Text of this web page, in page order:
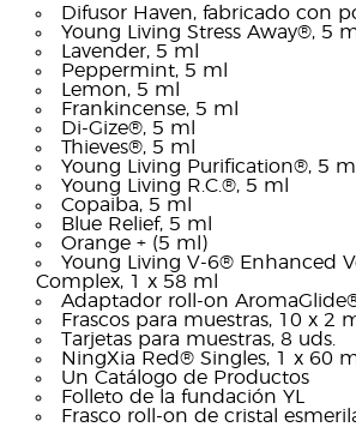
Difusor Haven, fabricado con
Young Living Stress Away®, 5
Lavender, 5 ml
Peppermint, 5 ml
Lemon, 5 ml
Frankincense, 5 ml
Di-Gize®, 5 ml
Thieves®, 5 ml
Young Living Purification®, 5 ml
Young Living R.C.®, 5 ml
Copaiba, 5 ml
Blue Relief, 5 ml
Orange + (5 ml)
Young Living V-6® Enhanced
Complex, 1 x 58 ml
Adaptador roll-on
Frascos para muestras, 10 x 2
Tarjetas para muestras, 8 uds.
NingXia Red® Singles, 1 x 60
Un Catálogo de Productos
Folleto de la fundación YL
Frasco roll-on de cristal